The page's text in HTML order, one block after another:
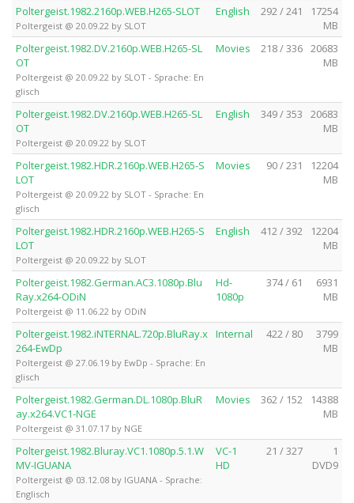
Poltergeist.1982.2160p.WEB.H265-SLOT
Poltergeist @ 20.09.22 by SLOT
English 292 / 241
17254
MB
Poltergeist.1982.DV.2160p.WEB.H265-SL
OT
Poltergeist @ 20.09.22 by SLOT - Sprache: En
glisch
Movies 218 / 336 20683
MB
Poltergeist.1982.DV.2160p.WEB.H265-SL
OT
Poltergeist @ 20.09.22 by SLOT
English 349 / 353
20683
MB
Poltergeist.1982.HDR.2160p.WEB.H265-S
LOT
Poltergeist @ 20.09.22 by SLOT - Sprache: En
glisch
Movies 90 / 231
12204
MB
Poltergeist.1982.HDR.2160p.WEB.H265-S
LOT
Poltergeist @ 20.09.22 by SLOT
English 412 / 392
12204
MB
Poltergeist.1982.German.AC3.1080p.Blu
Ray.x264-ODiN
Poltergeist @ 11.06.22 by ODiN
Hd-
1080p
374 / 61
6931
MB
Poltergeist.1982.iNTERNAL.720p.BluRay.x
264-EwDp
Poltergeist @ 27.06.19 by EwDp - Sprache: En
glisch
Internal 422 / 80
3799
MB
Poltergeist.1982.German.DL.1080p.BluR
ay.x264.VC1-NGE
Poltergeist @ 31.07.17 by NGE
Movies 362 / 152
14388
MB
Poltergeist.1982.Bluray.VC1.1080p.5.1.W
MV-IGUANA
Poltergeist @ 03.12.08 by IGUANA - Sprache:
Englisch
VC-1
HD
21 / 327
1
DVD9